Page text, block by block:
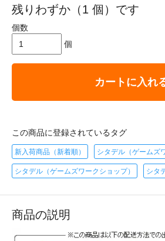
残りわずか（1 個）です
個数
個
カートに入れ
この商品に登録されているタグ
新入荷商品（新着順） シタデル（ゲームズ
シタデル（ゲームズワークショップ） シタ
商品の説明